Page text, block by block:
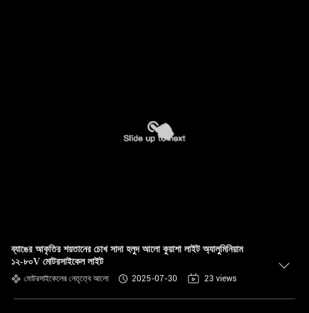
ব্যাঙের আকৃতির শয়তানের চোখ সাদা হলুদ আলো কুয়াশা লাইট অ্যালুমিনিয়াম
১২-৮০V মোটরসাইকেল লাইট
মোটরসাইকেলের নেতৃত্বে আলো 2025-07-30 23 views